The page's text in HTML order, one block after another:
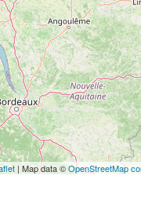
| Map data ©OpenStreetMap